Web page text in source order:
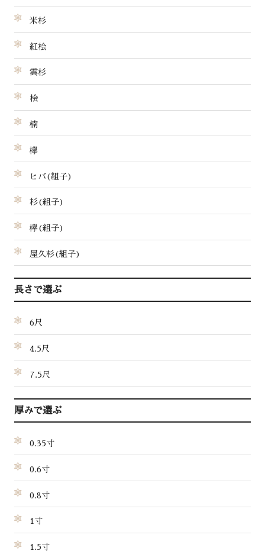
米杉
紅桧
雲杉
桧
楠
欅
ヒバ(組子)
杉(組子)
欅(組子)
屋久杉(組子)
長さで選ぶ
6尺
4.5尺
7.5尺
厚みで選ぶ
0.35寸
0.6寸
0.8寸
1寸
1.5寸